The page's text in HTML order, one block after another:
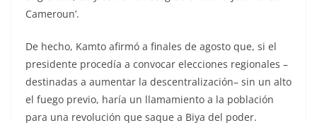
Cameroun’.
De hecho, Kamto afirmó a finales de agosto que, si el
presidente procedía a convocar elecciones regionales –
destinadas a aumentar la descentralización– sin un alto
el fuego previo, haría un llamamiento a la población
para una revolución que saque a Biya del poder.